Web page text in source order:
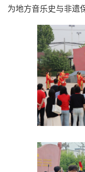
为地方音乐史与非遗